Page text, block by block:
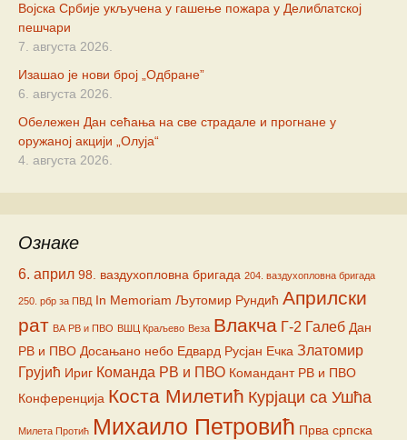
Војска Србије укључена у гашење пожара у Делиблатској
пешчари
7. августа 2026.
Изашао је нови број „Одбране”
6. августа 2026.
Обележен Дан сећања на све страдале и прогнане у
оружаној акцији „Олуја“
4. августа 2026.
Ознаке
6. април 98. ваздухопловна бригада 204. ваздухопловна бригада
250. рбр за ПВД In Memoriam Љутомир Рундић Априлски
рат ВА РВ и ПВО ВШЦ Краљево Веза Влакча Г-2 Галеб Дан
РВ и ПВО Досањано небо Едвард Русјан Ечка Златомир
Грујић Ириг Команда РВ и ПВО Командант РВ и ПВО
Конференција Коста Милетић Курјаци са Ушћа
Милета Протић Михаило Петровић Прва српска